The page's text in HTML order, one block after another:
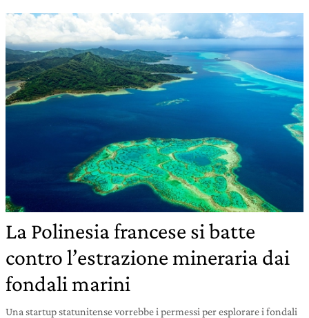
La Polinesia francese si batte
contro l’estrazione mineraria dai
fondali marini
Una startup statunitense vorrebbe i permessi per esplorare i fondali